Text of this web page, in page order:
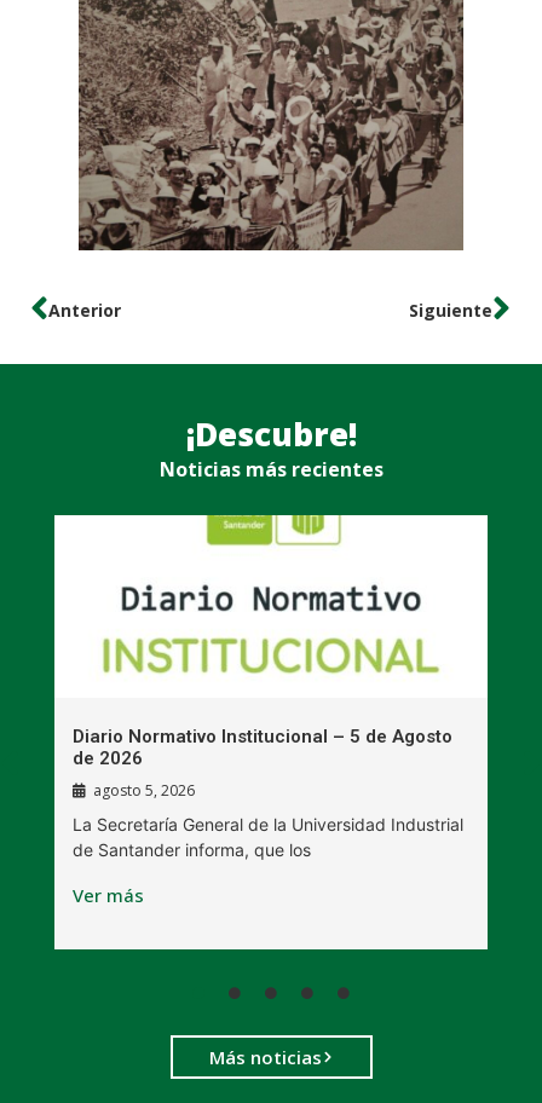
Anterior Siguiente
¡Descubre!
Noticias más recientes
Diario Normativo Institucional – 5 de Agosto
de 2026
agosto 5, 2026
La Secretaría General de la Universidad Industrial
de Santander informa, que los
Ver más
Más noticias